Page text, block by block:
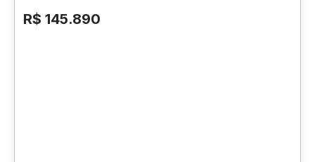
R$ 145.890